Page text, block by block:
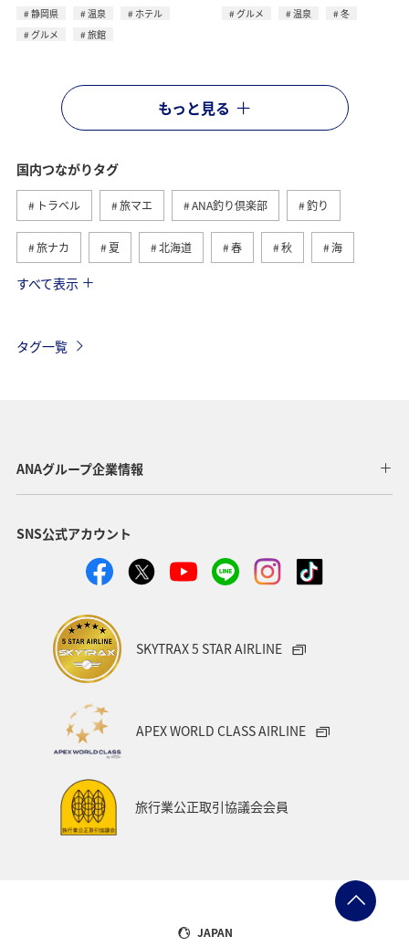
静岡県
温泉
ホテル
グルメ
旅館
グルメ
温泉 冬
もっと見る
国内つながりタグ
トラベル 旅マエ ANA釣り倶楽部 釣り
旅ナカ 夏 北海道 春 秋 海
川 グルメ
ヤマメ 福岡県 ワカサギ トラウト
静岡県 鹿児島県
アオリイカ 宮崎県 マダイ 大分県
イワナ 秋田県
群馬県 マイルを貯める
和歌山県
千葉県 アマゴ
岐阜県 ワーケーション
ANAのふるさと納税
京都府
すべて表示
タグ一覧
ANAグループ企業情報
SNS公式アカウント
SKYTRAX 5 STAR AIRLINE
APEX WORLD CLASS AIRLINE
旅行業公正取引協議会会員
JAPAN